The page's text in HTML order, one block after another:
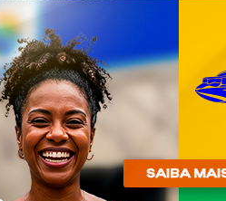
da Postura,
Durante a
e aferição de
apresentação
code que comprove